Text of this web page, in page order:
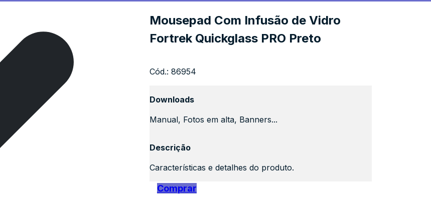
Mousepad Com Infusão de Vidro
Fortrek Quickglass PRO Preto
Cód.: 86954
Downloads
Manual, Fotos em alta, Banners...
Descrição
Características e detalhes do produto.
Comprar